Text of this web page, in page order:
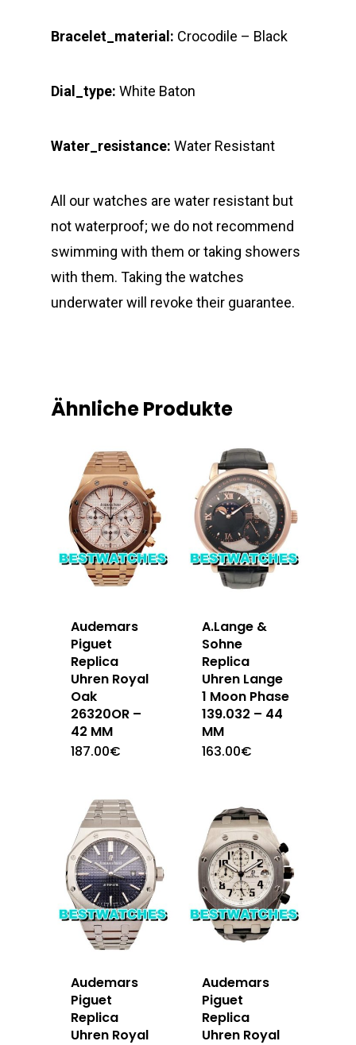
Bracelet_material: Crocodile – Black
Dial_type: White Baton
Water_resistance: Water Resistant
All our watches are water resistant but
not waterproof; we do not recommend
swimming with them or taking showers
with them. Taking the watches
underwater will revoke their guarantee.
Ähnliche Produkte
Audemars
Piguet
Replica
Uhren Royal
Oak
26320OR –
42 MM
187.00€
A.Lange &
Sohne
Replica
Uhren Lange
1 Moon Phase
139.032 – 44
MM
163.00€
Audemars
Piguet
Replica
Uhren Royal
Audemars
Piguet
Replica
Uhren Royal